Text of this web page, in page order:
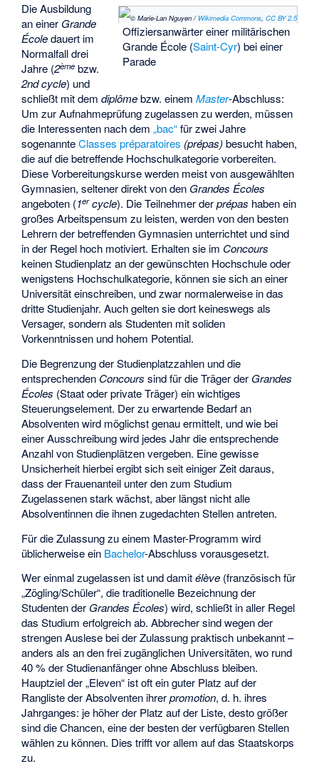
© Marie-Lan Nguyen / Wikimedia Commons, CC BY 2.5
Offiziersanwärter einer militärischen
Grande École (Saint-Cyr) bei einer
Parade
Die Ausbildung
an einer Grande
Écoledauert im
Normalfall drei
Jahre (2ème bzw.
2nd cycle) und
schließt mit demdiplômebzw. einemMaster-Abschluss:
Um zur Aufnahmeprüfung zugelassen zu werden, müssen
die Interessenten nach dem„bac“für zwei Jahre
sogenannteClasses préparatoires (prépas)besucht haben,
die auf die betreffende Hochschulkategorie vorbereiten.
Diese Vorbereitungskurse werden meist von ausgewählten
Gymnasien, seltener direkt von den Grandes Écoles
angeboten (1ercycle). Die Teilnehmer derprépas haben ein
großes Arbeitspensum zu leisten, werden von den besten
Lehrern der betreffenden Gymnasien unterrichtet und sind
in der Regel hoch motiviert. Erhalten sie im Concours
keinen Studienplatz an der gewünschten Hochschule oder
wenigstens Hochschulkategorie, können sie sich an einer
Universität einschreiben, und zwar normalerweise in das
dritte Studienjahr. Auch gelten sie dort keineswegs als
Versager, sondern als Studenten mit soliden
Vorkenntnissen und hohem Potential.
Die Begrenzung der Studienplatzzahlen und die
entsprechenden Concours sind für die Träger der Grandes
Écoles (Staat oder private Träger) ein wichtiges
Steuerungselement. Der zu erwartende Bedarf an
Absolventen wird möglichst genau ermittelt, und wie bei
einer Ausschreibung wird jedes Jahr die entsprechende
Anzahl von Studienplätzen vergeben. Eine gewisse
Unsicherheit hierbei ergibt sich seit einiger Zeit daraus,
dass der Frauenanteil unter den zum Studium
Zugelassenen stark wächst, aber längst nicht alle
Absolventinnen die ihnen zugedachten Stellen antreten.
Für die Zulassung zu einem Master-Programm wird
üblicherweise ein Bachelor-Abschluss vorausgesetzt.
Wer einmal zugelassen ist und damitélève (französisch für
„Zögling/Schüler“, die traditionelle Bezeichnung der
Studenten der Grandes Écoles) wird, schließt in aller Regel
das Studium erfolgreich ab. Abbrecher sind wegen der
strengen Auslese bei der Zulassung praktisch unbekannt –
anders als an den frei zugänglichen Universitäten, wo rund
40 % der Studienanfänger ohne Abschluss bleiben.
Hauptziel der „Eleven“ ist oft ein guter Platz auf der
Rangliste der Absolventen ihrerpromotion, d. h. ihres
Jahrganges: je höher der Platz auf der Liste, desto größer
sind die Chancen, eine der besten der verfügbaren Stellen
wählen zu können. Dies trifft vor allem auf das Staatskorps
zu.